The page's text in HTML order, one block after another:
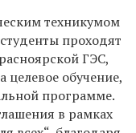
техникумом
проходят
ГЭС,
обучение,
программе.
в рамках